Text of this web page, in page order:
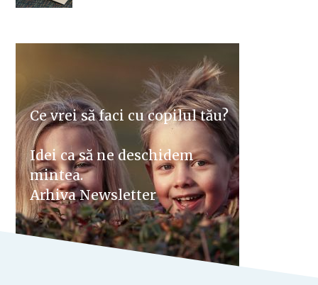
Ce vrei să faci cu copilul tău?
Idei ca să ne deschidem
mintea.
Arhiva Newsletter